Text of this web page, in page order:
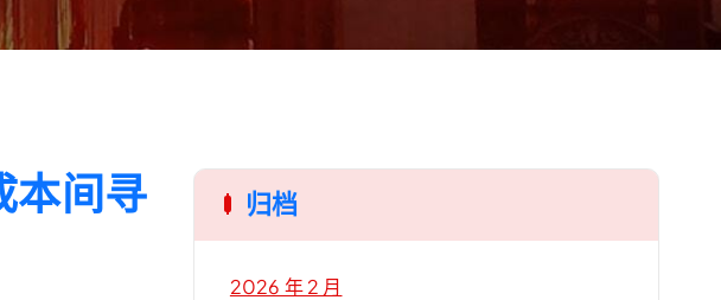
本间寻
归档
2026 年 2 月